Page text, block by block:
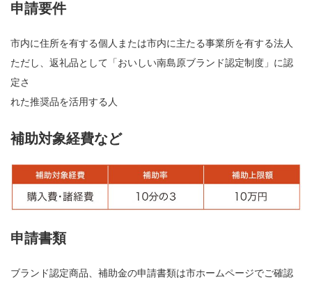
申請要件
市内に住所を有する個人または市内に主たる事業所を有する法人
ただし、返礼品として「おいしい南島原ブランド認定制度」に認
定さ
れた推奨品を活用する人
補助対象経費など
申請書類
ブランド認定商品、補助金の申請書類は市ホームページでご確認